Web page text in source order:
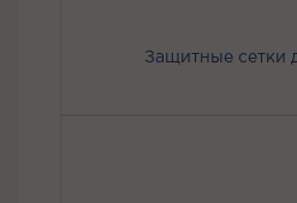
Защитные сетки